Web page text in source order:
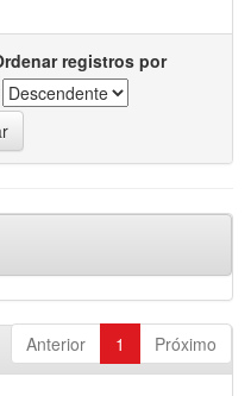
registros por
Anterior 1 Próximo